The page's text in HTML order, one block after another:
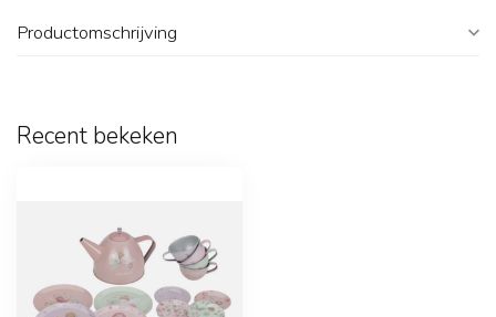
Productomschrijving
Recent bekeken